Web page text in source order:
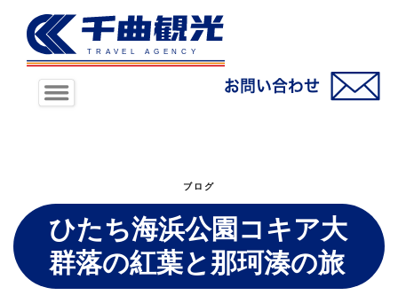
ブログ
ひたち海浜公園コキア大
群落の紅葉と那珂湊の旅